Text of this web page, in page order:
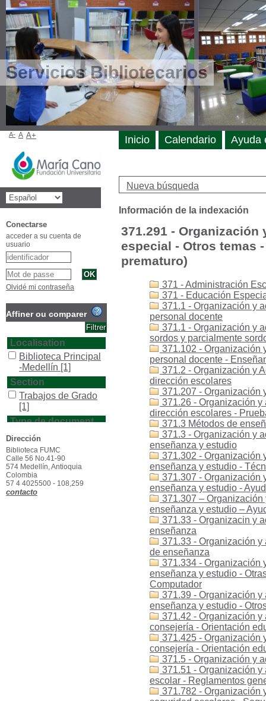
Servicios Bibliotecarios
Nueva búsqueda
Información de la indexación
371.291 -
especial - Otros temas
prematuro)
371 - Administración
371 - Educación
371.1 - Organización y
personal docente
371.1 - Organización y
sordos y parcialmente
371.102 - Organización
personal docente -
371.2 - Organización y
dirección escolares
371.207 - Organización
371.26 - Organización
dirección escolares -
371.3 Métodos de
371.3 - Organización y
enseñanza y estudio
371.302 - Organización
enseñanza y estudio -
371.307 - Organización
enseñanza y estudio -
371.307 –
enseñanza y estudio –
371.33 - Organizacin y
enseñanza
371.33 - Organización
de enseñanza
371.334 - Organización
enseñanza y estudio -
Computador
371.39 - Organización
enseñanza y estudio -
371.42 - Organización
consejería - Orientación
371.425 - Organización
consejería - Orientación
371.5 - Organización y
371.51 - Organización
escolar - Reglamentos
371.782 - Organización
Inicio Calendario Ayuda
A- A A+
Conectarse
acceder a su cuenta de
usuario
Olvidé mi contraseña
Affiner ou comparer
Localisation
Biblioteca Principal
-Medellín [1]
Section
Trabajos de Grado
[1]
Type de document
texto impreso
Dirección
Biblioteca FUMC
Calle 56 No.41-90
574 Medellín, Antioquia
Colombia
57 4 4025500 - 108,259
contacto